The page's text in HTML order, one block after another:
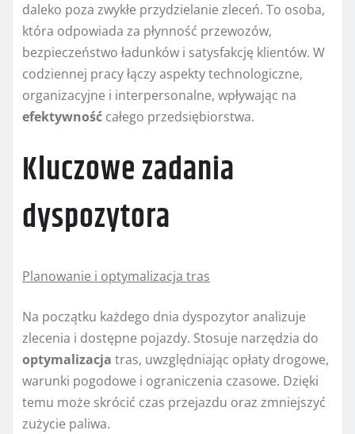
daleko poza zwykłe przydzielanie zleceń. To osoba,
która odpowiada za płynność przewozów,
bezpieczeństwo ładunków i satysfakcję klientów. W
codziennej pracy łączy aspekty technologiczne,
organizacyjne i interpersonalne, wpływając na
efektywność całego przedsiębiorstwa.
Kluczowe zadania
dyspozytora
Planowanie i optymalizacja tras
Na początku każdego dnia dyspozytor analizuje
zlecenia i dostępne pojazdy. Stosuje narzędzia do
optymalizacja tras, uwzględniając opłaty drogowe,
warunki pogodowe i ograniczenia czasowe. Dzięki
temu może skrócić czas przejazdu oraz zmniejszyć
zużycie paliwa.